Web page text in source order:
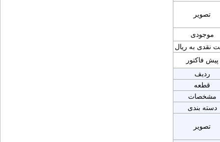
تصویر
موجودی
نقدی به ریال
پیش فاکتور
ردیف
قطعه
مشخصات
دسته بندی
تصویر